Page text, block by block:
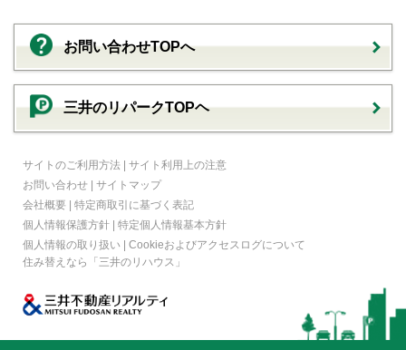
お問い合わせTOPへ
三井のリパークTOPヘ
サイトのご利用方法 | サイト利用上の注意
お問い合わせ | サイトマップ
会社概要 | 特定商取引に基づく表記
個人情報保護方針 | 特定個人情報基本方針
個人情報の取り扱い | Cookieおよびアクセスログについて
住み替えなら
「三井のリハウス」